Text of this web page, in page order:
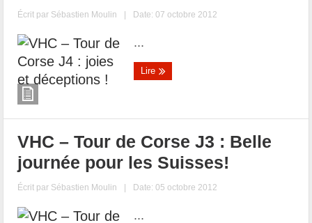
Écrit par Sébastien Moulin | Date: 07 octobre 2012
...
Lire
VHC – Tour de Corse J3 : Belle
journée pour les Suisses!
Écrit par Sébastien Moulin | Date: 05 octobre 2012
...